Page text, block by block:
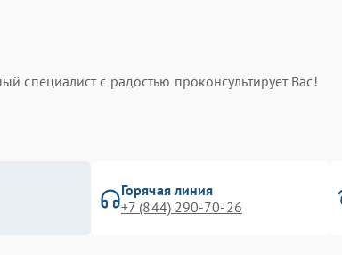
специалист с радостью проконсультирует Вас!
Горячая линия
+7 (844) 290-70-26